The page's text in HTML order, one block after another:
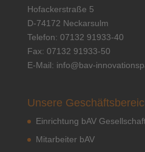
Hofackerstraße 5
D-74172 Neckarsulm
Telefon: 07132 91933-40
Fax: 07132 91933-50
E-Mail: info@bav-
Unsere
Einrichtung bAV
Mitarbeiter bAV